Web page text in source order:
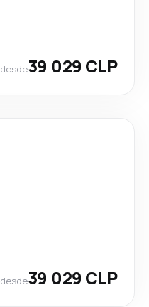
desde39 029 CLP
desde39 029 CLP